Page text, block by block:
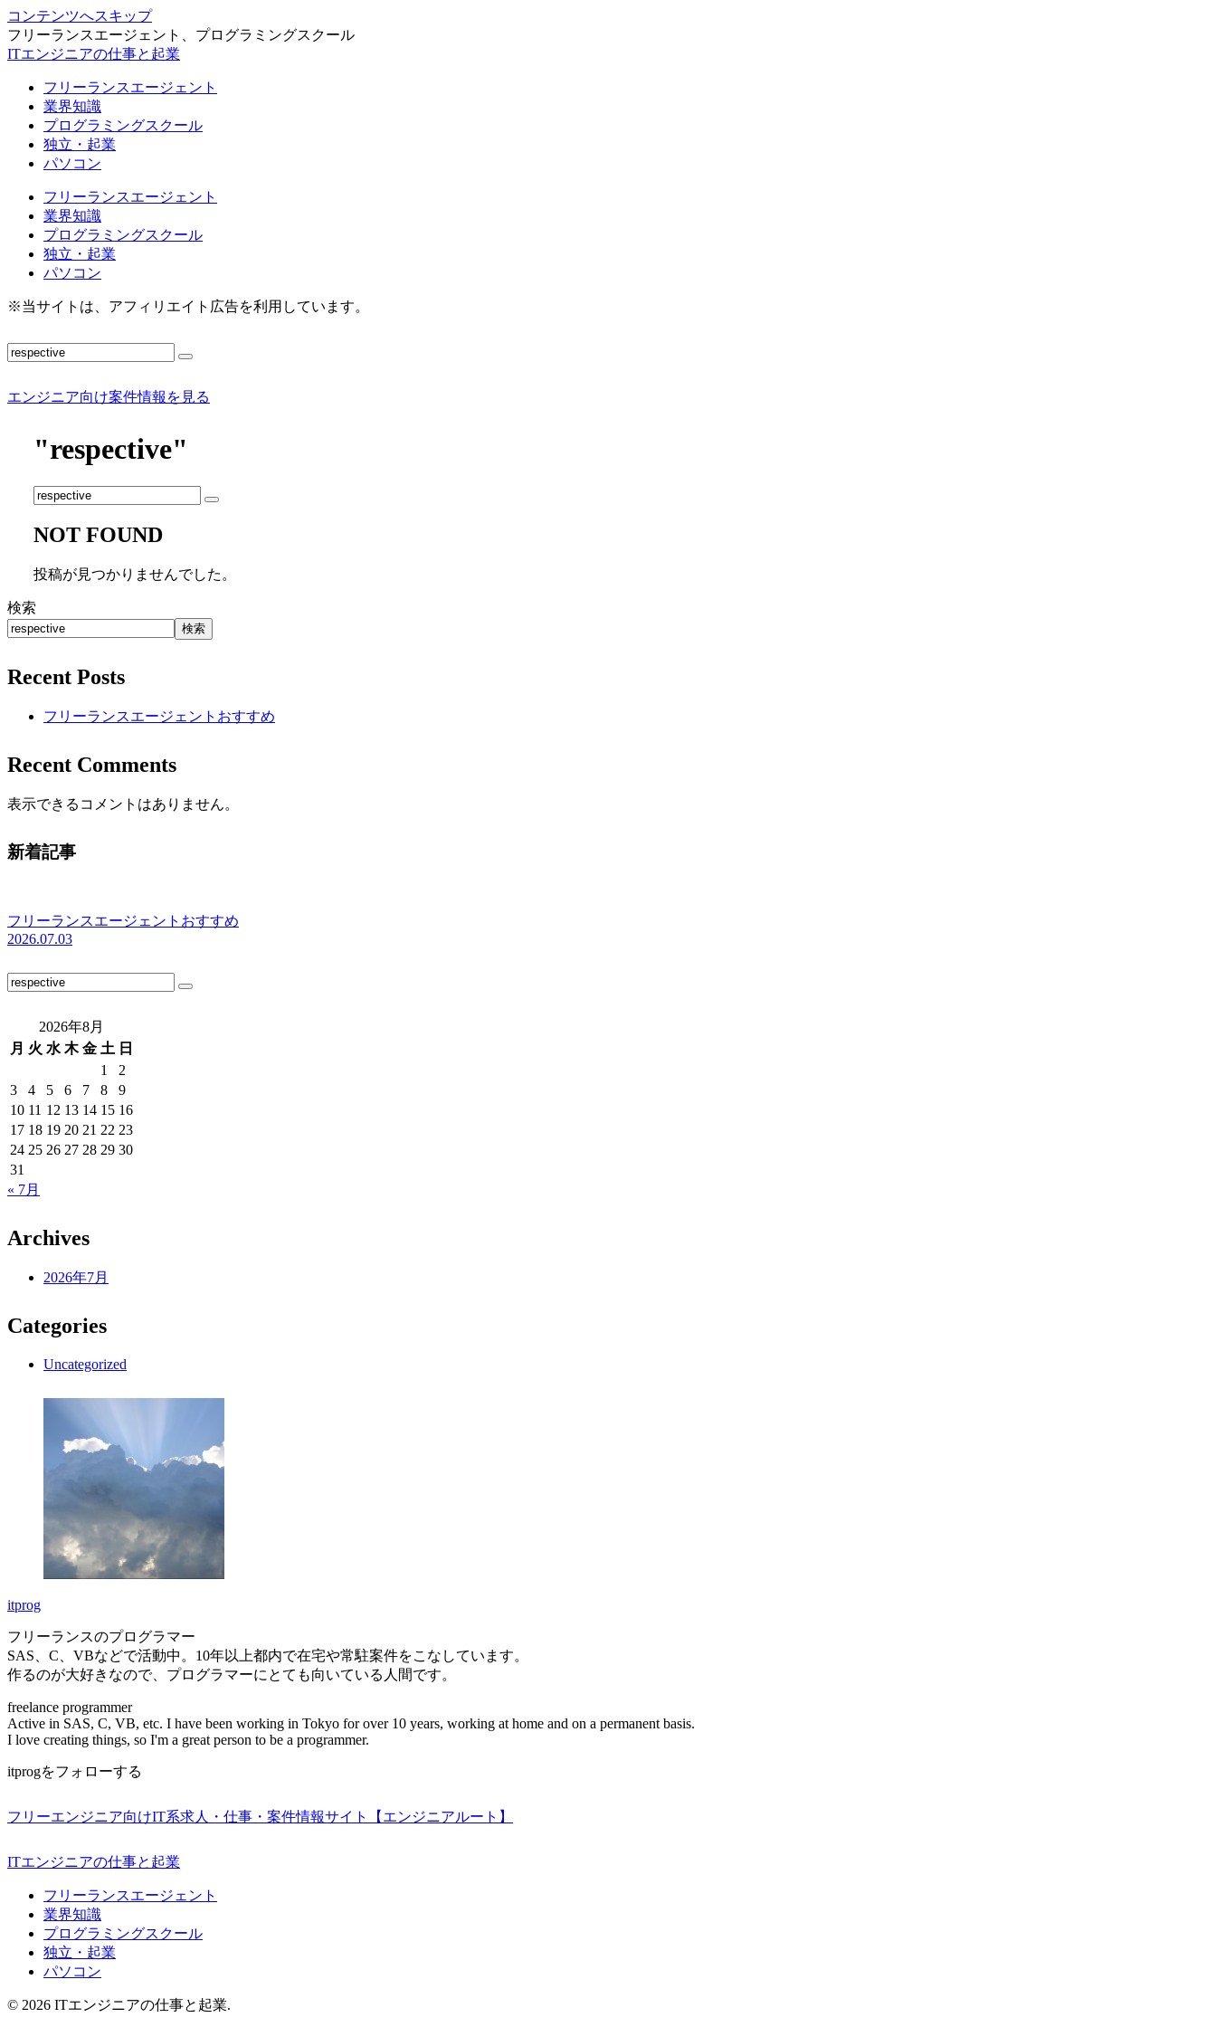
コンテンツへスキップ
フリーランスエージェント、プログラミングスクール
ITエンジニアの仕事と起業
フリーランスエージェント
業界知識
プログラミングスクール
独立・起業
パソコン
フリーランスエージェント
業界知識
プログラミングスクール
独立・起業
パソコン
※当サイトは、アフィリエイト広告を利用しています。
エンジニア向け案件情報を見る
"respective"
NOT FOUND
投稿が見つかりませんでした。
検索
検索
Recent Posts
フリーランスエージェントおすすめ
Recent Comments
表示できるコメントはありません。
新着記事
フリーランスエージェントおすすめ
2026.07.03
2026年8月
月 火 水 木 金 土 日
1
2
3
4 5 6 7 8
9
10 11 12 13 14 15 16
17 18 19 20 21 22 23
24 25 26 27 28 29 30
31
« 7月
Archives
2026年7月
Categories
Uncategorized
itprog
フリーランスのプログラマー
SAS、C、VBなどで活動中。10年以上都内で在宅や常駐案件をこなしています。
作るのが大好きなので、プログラマーにとても向いている人間です。
freelance programmer
Active in SAS, C, VB, etc. I have been working in Tokyo for over 10 years, working at home and on a permanent basis.
I love creating things, so I'm a great person to be a programmer.
itprogをフォローする
フリーエンジニア向けIT系求人・仕事・案件情報サイト【エンジニアルート】
ITエンジニアの仕事と起業
フリーランスエージェント
業界知識
プログラミングスクール
独立・起業
パソコン
© 2026 ITエンジニアの仕事と起業.